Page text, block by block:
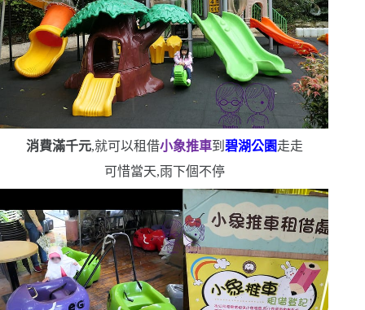
消費滿千元,就可以租借小象推車到 碧湖公園走走
可惜當天,雨下個不停